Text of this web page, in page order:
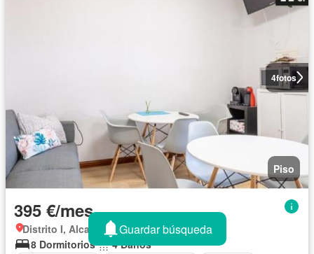
4fotos
Piso
395 €/mes
Distrito I, Alcalá De Henares
8 Dormitorios
4 Baños
Guardar búsqueda